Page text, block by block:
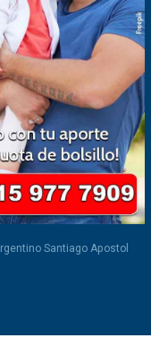
Santiago Apostol